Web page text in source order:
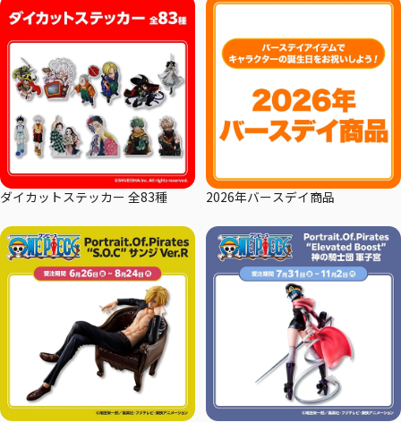
ダイカットステッカー 全83種 2026年バースデイ商品